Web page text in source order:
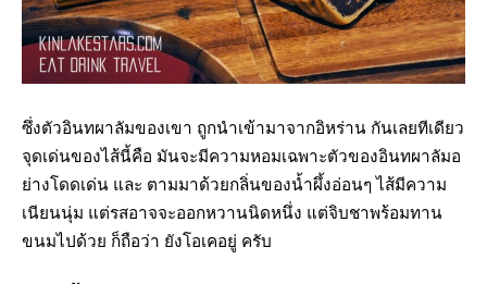
ซึ่งตัวอินทผาลัมของเขา ถูกนำเข้ามาจากอิหร่าน กันเลยทีเดียว
จุดเด่นของไส้นี้คือ มันจะมีความหอมเฉพาะตัวของอินทผาลัมอ
ย่างโดดเด่น และ ตามมาด้วยกลิ่นของน้ำผึ้งอ่อนๆ ไส้มีความ
เนียนนุ่ม แต่รสอาจจะออกหวานนิดหนึ่ง แต่จิบชาพร้อมทาน
ขนมไปด้วย ก็ถือว่า ยังโอเคอยู่ ครับ